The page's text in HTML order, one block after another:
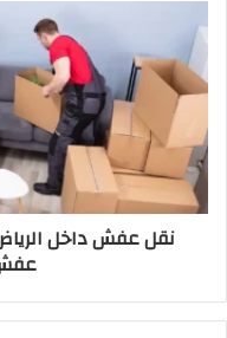
نقل عفش داخل